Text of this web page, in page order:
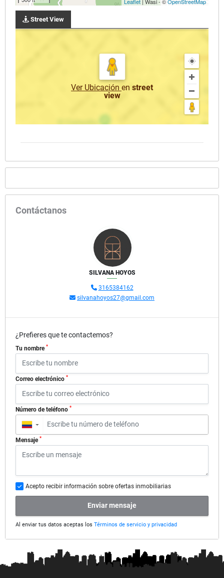
Street View
Ver Ubicación en street
view
Contáctanos
SILVANA HOYOS
3165384162
silvanahoyos27@gmail.com
¿Prefieres que te contactemos?
Tu nombre *
Correo electrónico *
Número de teléfono *
▼
Mensaje *
Acepto recibir información sobre ofertas inmobiliarias
Enviar mensaje
Al enviar tus datos aceptas los Términos de servicio y privacidad